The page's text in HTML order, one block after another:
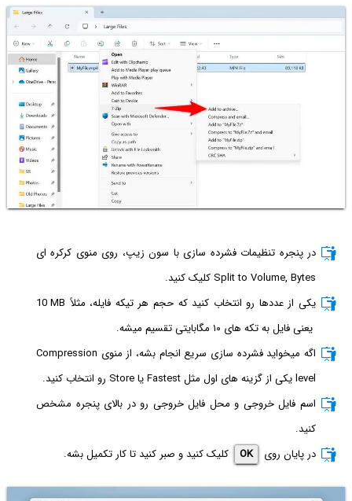
در پنجره تنظیمات فشرده سازی با سون زیپ، روی منوی کرکره ای
Split to Volume, Bytes کلیک کنید.
یکی از عددها رو انتخاب کنید که حجم هر تیکه فایله، مثلاً 10 MB
یعنی فایل به تکه های ۱۰ مگابایتی تقسیم میشه.
اگه میخواید فشرده سازی سریع انجام بشه، از منوی Compression
level یکی از گزینه های اول مثل Fastest یا Store رو انتخاب کنید.
اسم فایل خروجی و محل فایل خروجی رو در بالای پنجره مشخص
کنید.
در پایان روی
OK کلیک کنید و صبر کنید تا کار تکمیل بشه.